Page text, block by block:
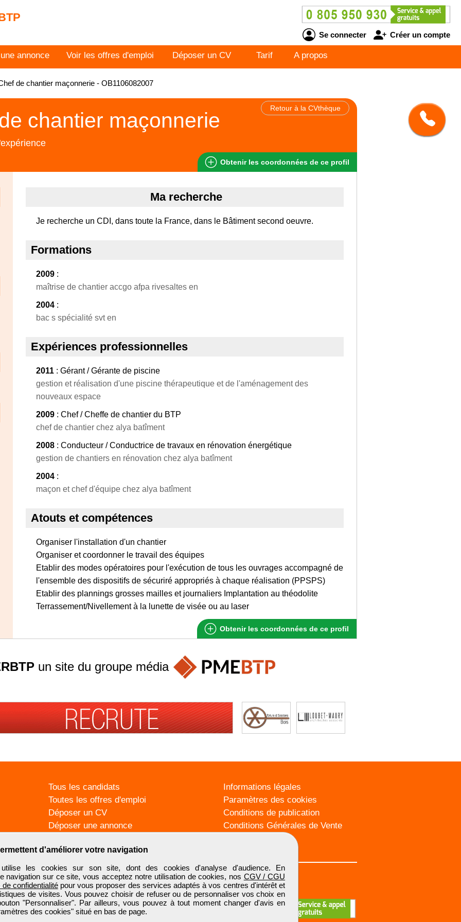
Se connecter Créer un compte
annonce Voir les offres d'emploi Déposer un CV Tarif A propos
de chantier maçonnerie - OB1106082007
Retour à la CVthèque
chantier maçonnerie
Obtenir les coordonnées de ce profil
Ma recherche
Je recherche un CDI, dans toute la France, dans le Bâtiment second oeuvre.
Formations
2009 :
maîtrise de chantier accgo afpa rivesaltes en
2004 :
bac s spécialité svt en
Expériences professionnelles
2011 : Gérant / Gérante de piscine
gestion et réalisation d'une piscine thérapeutique et de l'aménagement des
nouveaux espace
2009 : Chef / Cheffe de chantier du BTP
chef de chantier chez alya batîment
2008 : Conducteur / Conductrice de travaux en rénovation énergétique
gestion de chantiers en rénovation chez alya batîment
2004 :
maçon et chef d'équipe chez alya batîment
Atouts et compétences
Organiser l'installation d'un chantier
Organiser et coordonner le travail des équipes
Etablir des modes opératoires pour l'exécution de tous les ouvrages accompagné de
l'ensemble des dispositifs de sécuriré appropriés à chaque réalisation (PPSPS)
Etablir des plannings grosses mailles et journaliers Implantation au théodolite
Terrassement/Nivellement à la lunette de visée ou au laser
Obtenir les coordonnées de ce profil
d'améliorer votre navigation
utilise les cookies sur son site, dont des cookies d'analyse d'audience. En
navigation sur ce site, vous acceptez notre utilisation de cookies, nos CGV / CGU
de confidentialitépour vous proposer des services adaptés à vos centres d'intérêt et
de visites. Vous pouvez choisir de refuser ou de personnaliser vos choix en
"Personnaliser". Par ailleurs, vous pouvez à tout moment changer d'avis en
des cookies" situé en bas de page.
un site du groupe média
Tous les candidats
Toutes les offres d'emploi
Déposer un CV
Déposer une annonce
Informations légales
Paramètres des cookies
Conditions de publication
Conditions Générales de Vente